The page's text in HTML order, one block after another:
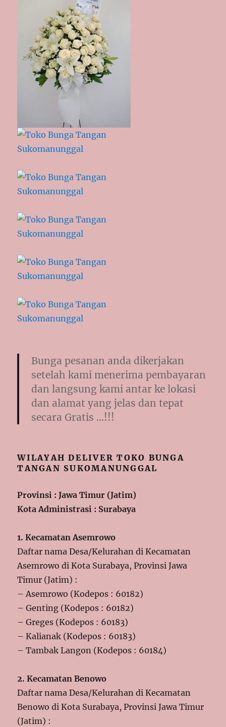
Bunga pesanan anda dikerjakan
setelah kami menerima pembayaran
dan langsung kami antar ke lokasi
dan alamat yang jelas dan tepat
secara Gratis …!!!
WILAYAH DELIVER TOKO BUNGA
TANGAN SUKOMANUNGGAL
Provinsi : Jawa Timur (Jatim)
Kota Administrasi : Surabaya
1. Kecamatan Asemrowo
Daftar nama Desa/Kelurahan di Kecamatan
Asemrowo di Kota Surabaya, Provinsi Jawa
Timur (Jatim) :
– Asemrowo (Kodepos : 60182)
– Genting (Kodepos : 60182)
– Greges (Kodepos : 60183)
– Kalianak (Kodepos : 60183)
– Tambak Langon (Kodepos : 60184)
2. Kecamatan Benowo
Daftar nama Desa/Kelurahan di Kecamatan
Benowo di Kota Surabaya, Provinsi Jawa Timur
(Jatim) :